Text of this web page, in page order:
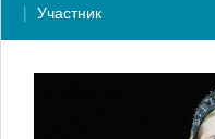
Участник